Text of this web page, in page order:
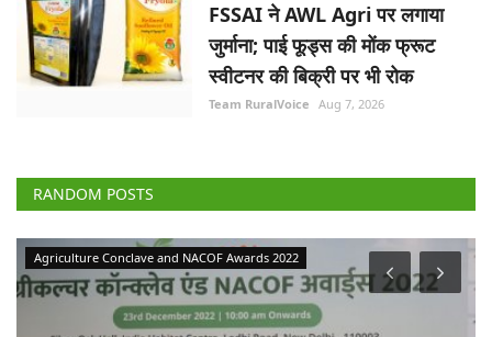
FSSAI ने AWL Agri पर लगाया
जुर्माना; पाई फूड्स की मोंक फ्रूट
स्वीटनर की बिक्री पर भी रोक
Team RuralVoice Aug 7, 2026
RANDOM POSTS
Agriculture Conclave and NACOF Awards 2022